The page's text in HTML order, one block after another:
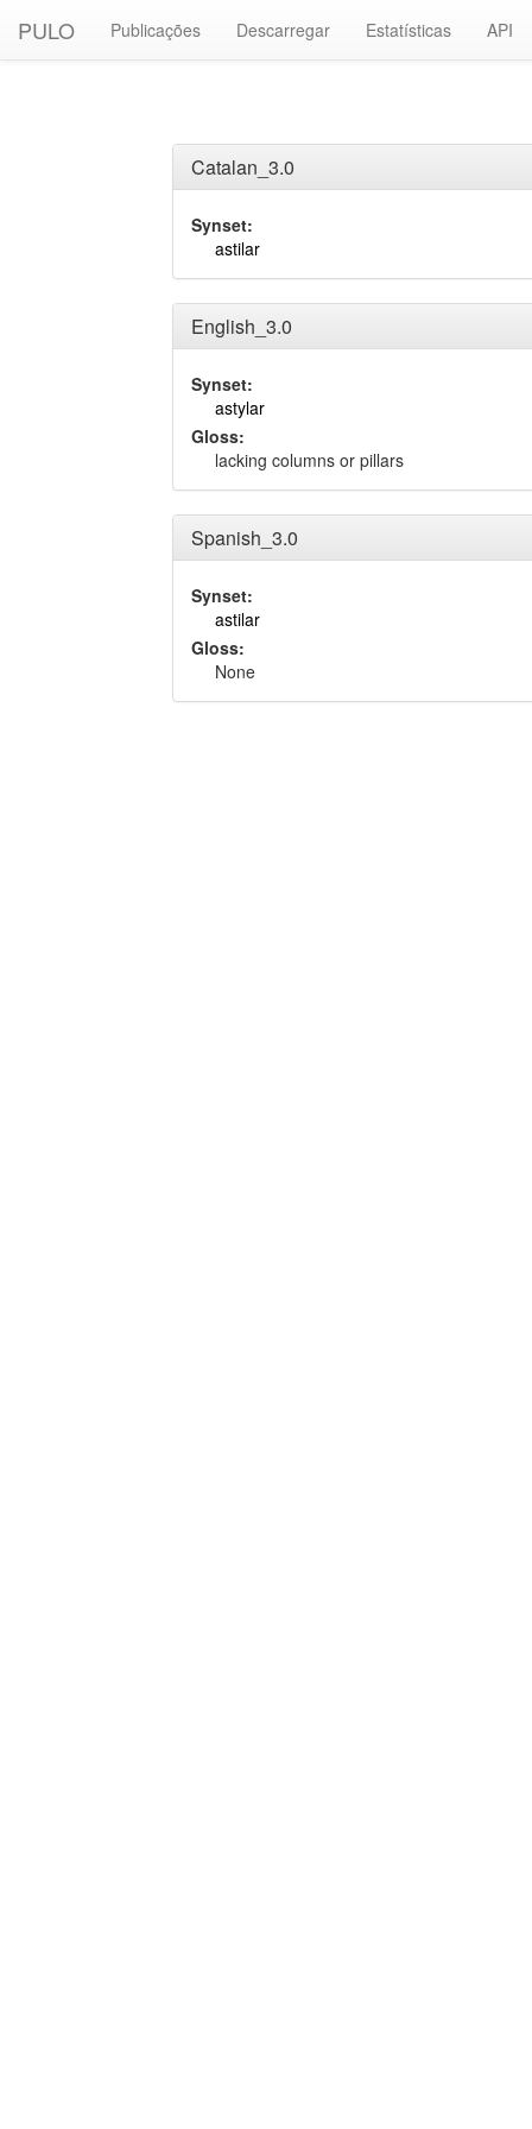
PULO Publicações Descarregar Estatísticas API
Catalan_3.0
Synset:
astilar
English_3.0
Synset:
astylar
Gloss:
lacking columns or pillars
Spanish_3.0
Synset:
astilar
Gloss:
None